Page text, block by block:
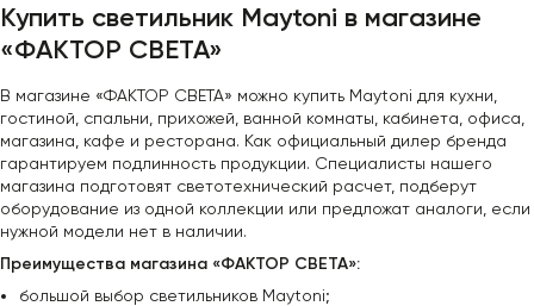
Купить светильник Maytoni в магазине
«ФАКТОР СВЕТА»
В магазине «ФАКТОР СВЕТА» можно купить Maytoni для кухни,
гостиной, спальни, прихожей, ванной комнаты, кабинета, офиса,
магазина, кафе и ресторана. Как официальный дилер бренда
гарантируем подлинность продукции. Специалисты нашего
магазина подготовят светотехнический расчет, подберут
оборудование из одной коллекции или предложат аналоги, если
нужной модели нет в наличии.
Преимущества магазина «ФАКТОР СВЕТА»:
большой выбор светильников Maytoni;